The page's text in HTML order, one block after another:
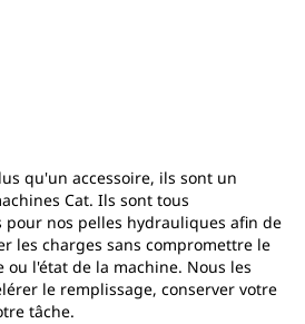
qu'un accessoire, ils sont un
Cat. Ils sont tous
nos pelles hydrauliques afin de
les charges sans compromettre le
l'état de la machine. Nous les
le remplissage, conserver votre
tâche.